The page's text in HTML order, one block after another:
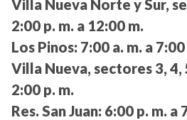
Villa Nueva Norte y Sur,
2:00 p. m. a 12:00 m.
Los Pinos: 7:00 a. m. a 7:00
Villa Nueva, sectores 3, 4,
2:00 p. m.
Res. San Juan: 6:00 p. m. a